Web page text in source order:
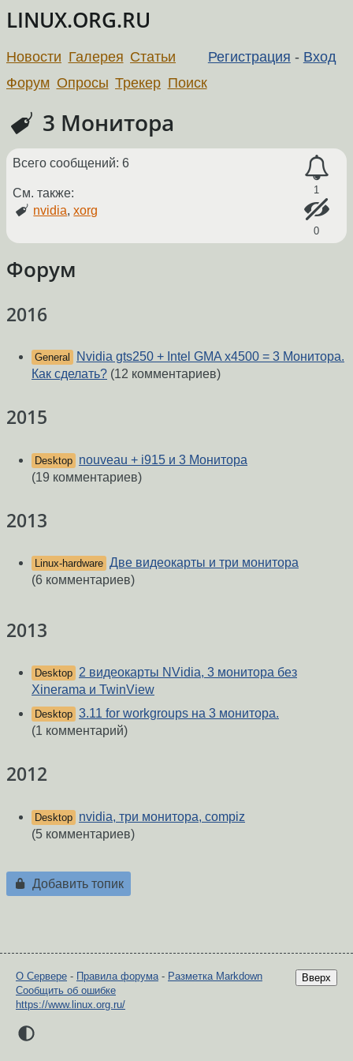
LINUX.ORG.RU
Регистрация - Вход
Новости Галерея Статьи
Форум Опросы Трекер Поиск
3 Монитора
1
0
Всего сообщений: 6
См. также:
nvidia,xorg
Форум
2016
General
Nvidia gts250 + Intel GMA x4500 = 3 Монитора.
Как сделать? (12 комментариев)
2015
Desktop nouveau + i915 и 3 Монитора
(19 комментариев)
2013
Linux-hardware Две видеокарты и три монитора
(6 комментариев)
2013
Desktop 2 видеокарты NVidia, 3 монитора без
Xinerama и TwinView
Desktop 3.11 for workgroups на 3 монитора.
(1 комментарий)
2012
Desktop nvidia, три монитора, compiz
(5 комментариев)
Добавить топик
Вверх
О Сервере - Правила форума- Разметка Markdown
Сообщить об ошибке
https://www.linux.org.ru/